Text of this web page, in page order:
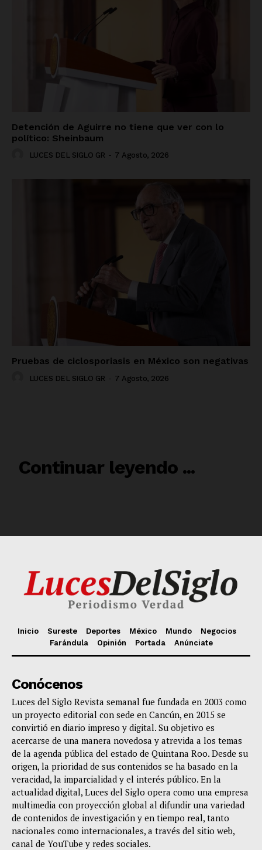
Inicio Sureste Deportes México Mundo
Negocios
Farándula
Opinión Portada Anúnciate
Conócenos
Luces del Siglo Revista semanal fue fundada en 2003 como
un proyecto editorial con sede en Cancún, en 2015 se
convirtió en diario impreso y digital. Su objetivo es
acercarse de una manera novedosa y atrevida a los temas
de la agenda pública del estado de Quintana Roo. Desde su
origen, la prioridad de sus contenidos se ha basado en la
veracidad, la imparcialidad y el interés público. En la
actualidad digital, Luces del Siglo opera como una empresa
multimedia con proyección global al difundir una variedad
de contenidos de investigación y en tiempo real, tanto
nacionales como internacionales, a través del sitio web,
canal de YouTube y redes sociales.